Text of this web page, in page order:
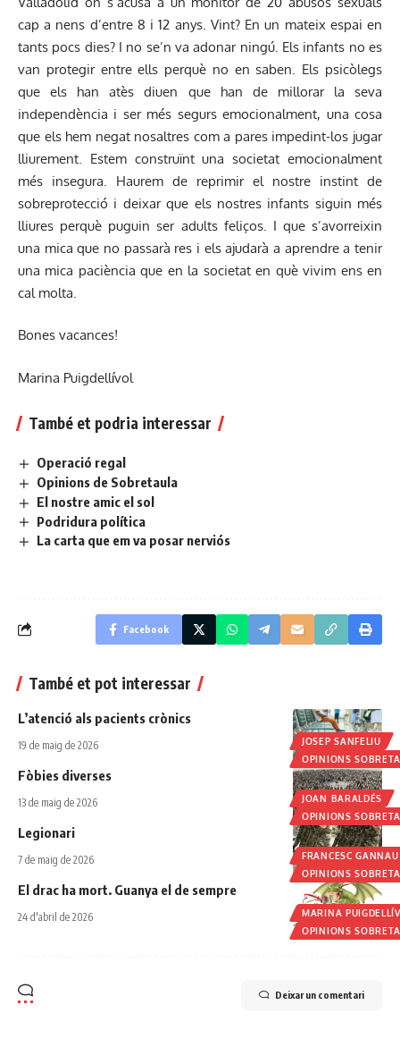
cap a nens d’entre 8 i 12 anys. Vint? En un mateix espai en
tants pocs dies? I no se’n va adonar ningú. Els infants no es
van protegir entre ells perquè no en saben. Els psicòlegs
que els han atès diuen que han de millorar la seva
independència i ser més segurs emocionalment, una cosa
que els hem negat nosaltres com a pares impedint-los jugar
lliurement. Estem construïnt una societat emocionalment
més insegura. Haurem de reprimir el nostre instint de
sobreprotecció i deixar que els nostres infants siguin més
lliures perquè puguin ser adults feliços. I que s’avorreixin
una mica que no passarà res i els ajudarà a aprendre a tenir
una mica paciència que en la societat en què vivim ens en
cal molta.
Bones vacances!
Marina Puigdellívol
També et podria interessar
Operació regal
Opinions de Sobretaula
El nostre amic el sol
Podridura política
La carta que em va posar nerviós
Facebook
També et pot interessar
JOSEP SANFELIU
OPINIONS
L’atenció als pacients crònics
19 de maig de 2026
JOAN BARALDÉS
OPINIONS
Fòbies diverses
13 de maig de 2026
FRANCESC GANNAU
OPINIONS
Legionari
7 de maig de 2026
MARINA
OPINIONS
El drac ha mort. Guanya el de sempre
24 d'abril de 2026
Deixar un comentari